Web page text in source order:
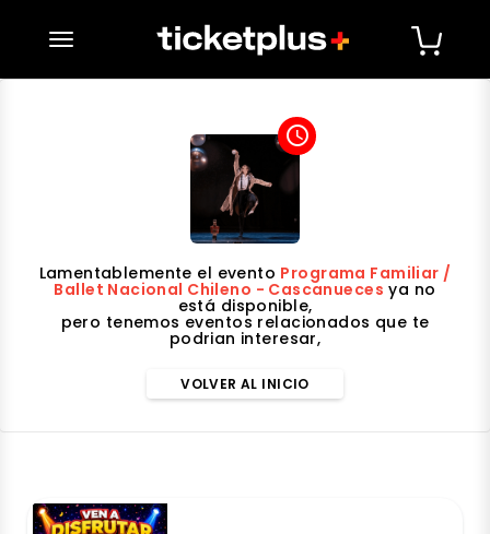
desplegar navegación
access_time
Lamentablemente el evento Programa Familiar /
Ballet Nacional Chileno - Cascanueces ya no
está disponible,
pero tenemos eventos relacionados que te
podrian interesar,
VOLVER AL INICIO